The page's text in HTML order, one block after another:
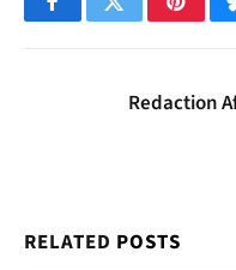
FacebookTwitter
Redaction
RELATED POSTS